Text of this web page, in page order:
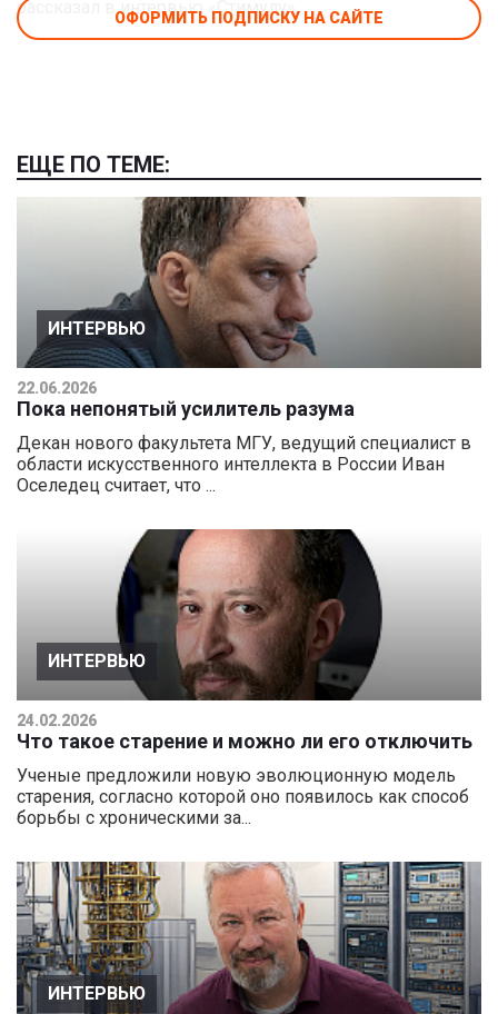
рассказал в интервью «Стимулу».
ОФОРМИТЬ ПОДПИСКУ НА САЙТЕ
ЕЩЕ ПО ТЕМЕ:
ИНТЕРВЬЮ
22.06.2026
Пока непонятый усилитель разума
Декан нового факультета МГУ, ведущий специалист в
области искусственного интеллекта в России Иван
Оселедец считает, что ...
ИНТЕРВЬЮ
24.02.2026
Что такое старение и можно ли его отключить
Ученые предложили новую эволюционную модель
старения, согласно которой оно появилось как способ
борьбы с хроническими за...
ИНТЕРВЬЮ